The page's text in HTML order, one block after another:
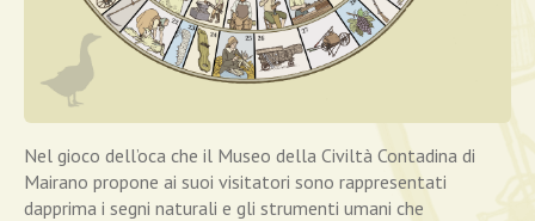
Nel gioco dell’oca che il Museo della Civiltà Contadina di
Mairano propone ai suoi visitatori sono rappresentati
dapprima i segni naturali e gli strumenti umani che